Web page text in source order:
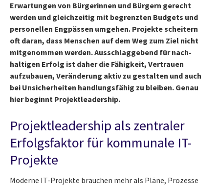
Erwartungen von Bürgerinnen und Bürgern gerecht
werden und gleichzeitig mit begrenzten Budgets und
personellen Engpässen umgehen. Projekte scheitern
oft daran, dass Menschen auf dem Weg zum Ziel nicht
mitgenommen werden. Ausschlaggebend für nach-
haltigen Erfolg ist daher die Fähigkeit, Vertrauen
aufzubauen, Veränderung aktiv zu gestalten und auch
bei Unsicherheiten handlungsfähig zu bleiben. Genau
hier beginnt Projektleadership.
Projektleadership als zentraler
Erfolgsfaktor für kommunale IT-
Projekte
Moderne IT-Projekte brauchen mehr als Pläne, Prozesse